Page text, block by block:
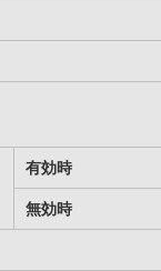
有効時
無効時